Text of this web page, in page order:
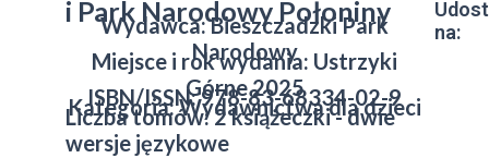
i Park Narodowy Połoniny
Wydawca: Bieszczadzki Park
Narodowy
Miejsce i rok wydania: Ustrzyki
Górne 2025
ISBN/ISSN: 978-83-68334-02-9
Kategoria: Wydawnictwa dla dzieci
Liczba tomów: 2 książeczki - dwie
wersje językowe
na: